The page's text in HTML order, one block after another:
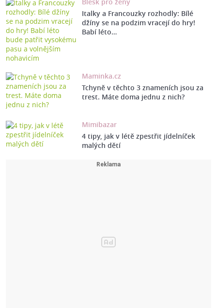
Italky a Francouzky rozhodly: Bílé
džíny se na podzim vracejí do hry!
Babí léto…
Maminka.cz
Tchyně v těchto 3 znameních jsou za
trest. Máte doma jednu z nich?
Mimibazar
4 tipy, jak v létě zpestřit jídelníček
malých dětí